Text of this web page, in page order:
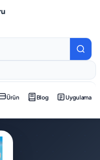
Ürün Blog Uygulama